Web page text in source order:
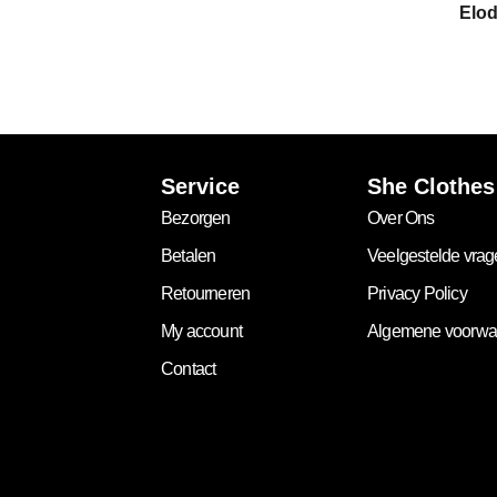
Service
Bezorgen
Betalen
Retourneren
My account
Contact
She Clothes
Over Ons
Veelgestelde
Privacy Policy
Algemene